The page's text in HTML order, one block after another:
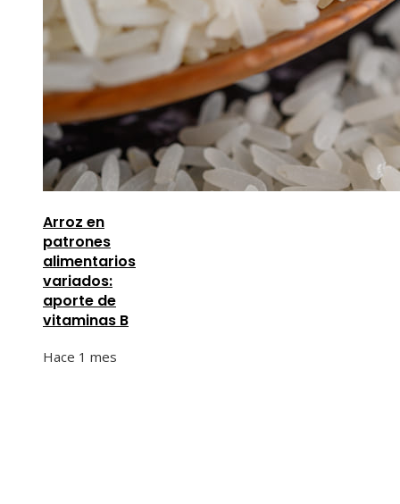
Arroz en
patrones
alimentarios
variados:
aporte de
vitaminas B
Hace 1 mes